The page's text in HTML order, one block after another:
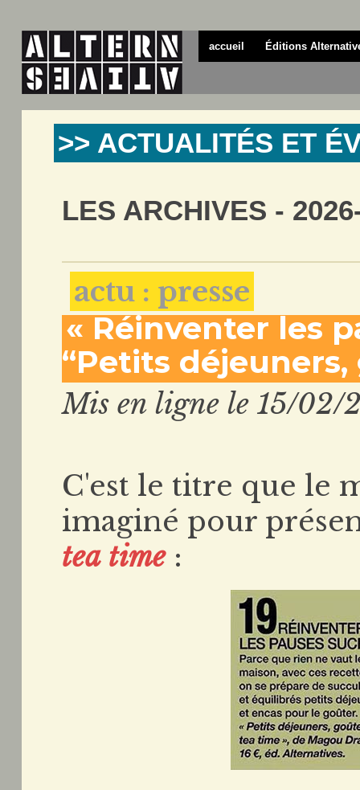
accueil Éditions
>> ACTUALITÉS ET
LES ARCHIVES -
actu : presse
« Réinventer les
“Petits
Mis en ligne le 15/02/
C'est le titre que le
imaginé pour
tea time: